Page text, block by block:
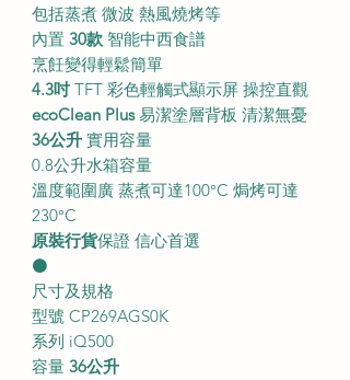
包括蒸煮 微波 熱風燒烤等
內置 30款 智能中西食譜
烹飪變得輕鬆簡單
4.3吋TFT 彩色輕觸式顯示屏 操控直觀
ecoClean Plus易潔塗層背板 清潔無憂
36公升 實用容量
0.8公升水箱容量
溫度範圍廣 蒸煮可達100°C 焗烤可達
230°C
原裝行貨保證 信心首選
⚫
尺寸及規格
型號 CP269AGS0K
系列 iQ500
容量 36公升